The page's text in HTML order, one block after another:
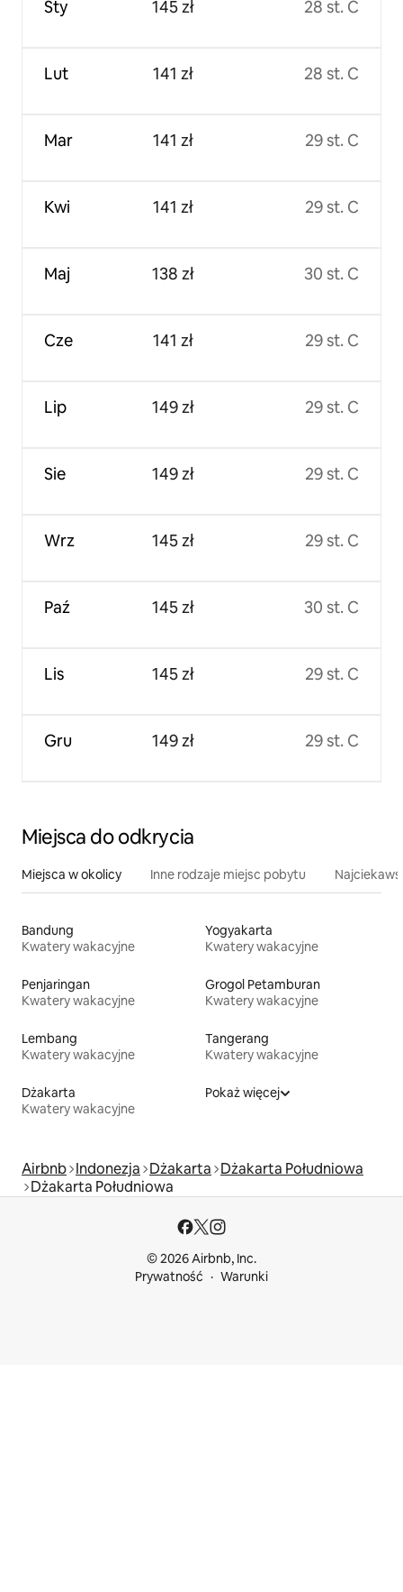
Sty
Lut
Mar
Kwi
Maj
Cze
Lip
Sie
Wrz
Paź
Lis
Gru
145 zł
141 zł
141 zł
141 zł
138 zł
141 zł
149 zł
149 zł
145 zł
145 zł
145 zł
149 zł
28 st. C
28 st. C
29 st. C
29 st. C
30 st. C
29 st. C
29 st. C
29 st. C
29 st. C
30 st. C
29 st. C
29 st. C
Miejsca do odkrycia
Miejsca w okolicy Inne rodzaje miejsc pobytu
Bandung
Kwatery wakacyjne
Yogyakarta
Kwatery wakacyjne
Penjaringan
Kwatery wakacyjne
Grogol Petamburan
Kwatery wakacyjne
Lembang
Kwatery wakacyjne
Tangerang
Kwatery wakacyjne
Dżakarta
Kwatery wakacyjne
Pokaż więcej
Airbnb Indonezja Dżakarta Dżakarta Południowa
Dżakarta Południowa
© 2026 Airbnb, Inc.
Prywatność
Warunki